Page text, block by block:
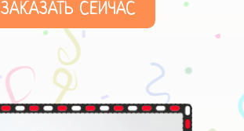
ЗАКАЗАТЬ СЕЙЧАС